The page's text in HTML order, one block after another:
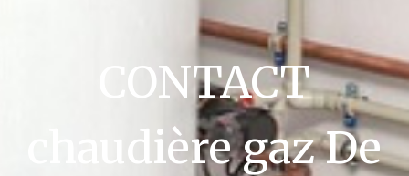
CONTACT
chaudière gaz De